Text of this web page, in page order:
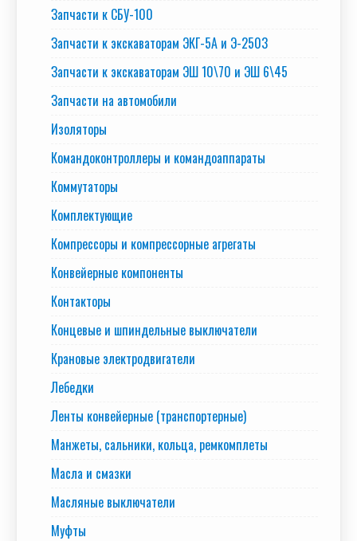
Запчасти к СБУ-100
Запчасти к экскаваторам ЭКГ-5А и Э-2503
Запчасти к экскаваторам ЭШ 10\70 и ЭШ 6\45
Запчасти на автомобили
Изоляторы
Командоконтроллеры и командоаппараты
Коммутаторы
Комплектующие
Компрессоры и компрессорные агрегаты
Конвейерные компоненты
Контакторы
Концевые и шпиндельные выключатели
Крановые электродвигатели
Лебедки
Ленты конвейерные (транспортерные)
Манжеты, сальники, кольца, ремкомплеты
Масла и смазки
Масляные выключатели
Муфты